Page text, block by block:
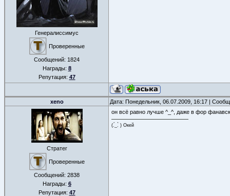
Генералиссимус
Проверенные
Сообщений: 1824
Награды: 8
Репутация: 47
xeno Дата: Понедельник, 06.07.2009, 16:17 |
Стратег
Проверенные
Сообщений: 2838
Награды: 6
Репутация: 47
он всё равно лучше ^_^, даже в фор
(.́_.̀ ) Окей